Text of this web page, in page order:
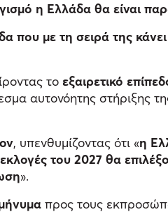
η Ελλάδα θα είναι
που με τη σειρά της
το εξαιρετικό
αυτονόητης στήριξης
, υπενθυμίζοντας ότι «η
εκλογές του 2027 θα
».
προς τους